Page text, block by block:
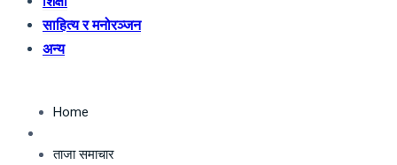
साहित्य र मनोरञ्जन
अन्य
Home
ताजा समाचार